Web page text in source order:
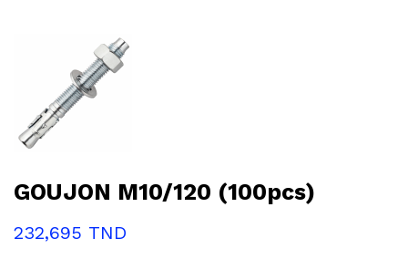
GOUJON M10/120 (100pcs)
232,695 TND